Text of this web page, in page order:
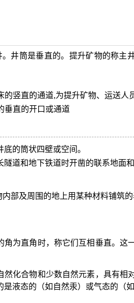
井筒是垂直的。提升矿物的称主
的竖直的通道,为提升矿物、运送人
垂直的开口或通道
的筒状四壁或空间。
道和地下铁道时开凿的联系地面
内部及周围的地上用某种材料铺筑
角为直角时，称它们互相垂直。这
然化合物和少数自然元素，具有相
是液态的（如自然汞）或气态的（